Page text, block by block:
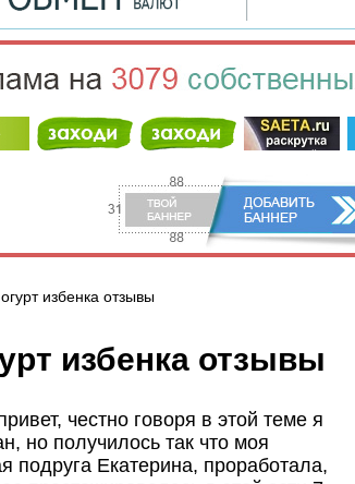
избенка отзывы
избенка отзывы
честно говоря в этой теме я
но получилось так что моя
подруга Екатерина, проработала,